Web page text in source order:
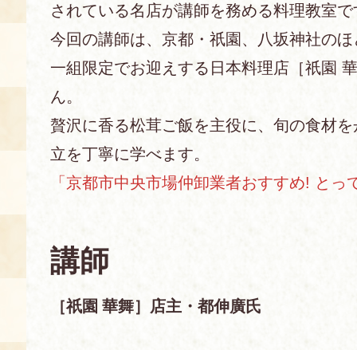
当館について
京の食文化について
FAQ
料理教室
キャンセル・ご変更
展示室のご紹介
レンタル
されている名店が講師を務める料理教室で
今回の講師は、京都・祇園、八坂神社の
一組限定でお迎えする日本料理店［祇園
ん。
贅沢に香る松茸ご飯を主役に、旬の食材
立を丁寧に学べます。
「京都市中央市場仲卸業者おすすめ! とっ
講師
［祇園 華舞］店主・都伸廣氏